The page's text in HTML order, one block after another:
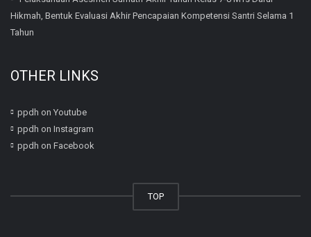
Hikmah, Bentuk Evaluasi Akhir Pencapaian Kompetensi Santri Selama 1
Tahun
OTHER LINKS
ppdh on Youtube
ppdh on Instagram
ppdh on Facebook
TOP